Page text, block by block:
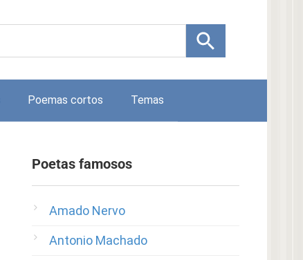
Poemas cortos Temas
Poetas famosos
Amado Nervo
Antonio Machado